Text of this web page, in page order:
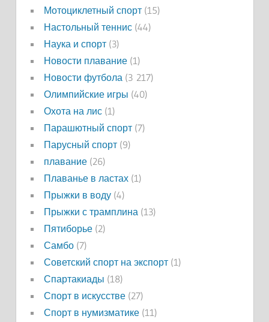
Мотоциклетный спорт(15)
Настольный теннис(44)
Наука и спорт(3)
Новости плавание(1)
Новости футбола (3 217)
Олимпийские игры (40)
Охота на лис(1)
Парашютный спорт(7)
Парусный спорт(9)
плавание(26)
Плаванье в ластах(1)
Прыжки в воду(4)
Прыжки с трамплина (13)
Пятиборье(2)
Самбо(7)
Советский спорт на экспорт(1)
Спартакиады (18)
Спорт в искусстве(27)
Спорт в нумизматике(11)